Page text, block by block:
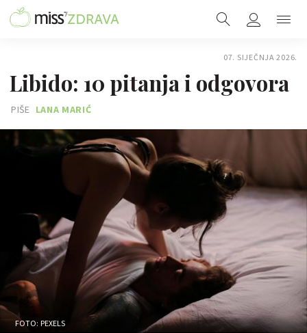
07. SIJEČNJA 2026.
Libido: 10 pitanja i odgovora
PIŠE LANA MARIĆ
FOTO: PEXELS